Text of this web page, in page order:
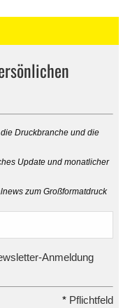
Druckbranche und die
Update und monatlicher
zum Großformatdruck
Anmeldung
* Pflichtfeld